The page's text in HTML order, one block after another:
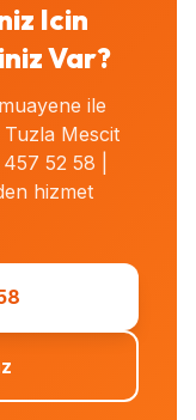
Icin
Var?
ile
Mescit
52 58 |
hizmet